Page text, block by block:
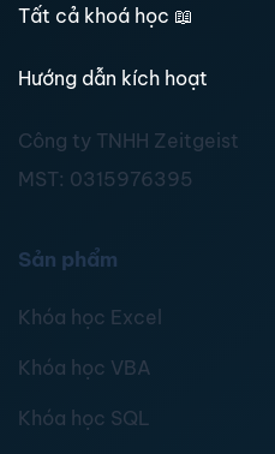
Tất cả khoá học 📖
Hướng dẫn kích hoạt
Công ty TNHH Zeitgeist
MST: 0315976395
Sản phẩm
Khóa học Excel
Khóa học VBA
Khóa học SQL